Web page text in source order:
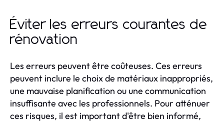
Éviter les erreurs courantes de
rénovation
Les erreurs peuvent être coûteuses. Ces erreurs
peuvent inclure le choix de matériaux inappropriés,
une mauvaise planification ou une communication
insuffisante avec les professionnels. Pour atténuer
ces risques, il est important d'être bien informé,